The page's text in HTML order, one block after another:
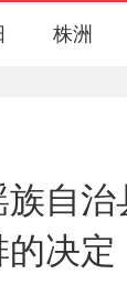
株洲
族自
决定